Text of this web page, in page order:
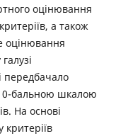
оцінювання
а також
оцінювання
передбачало
бальною шкалою
На основі